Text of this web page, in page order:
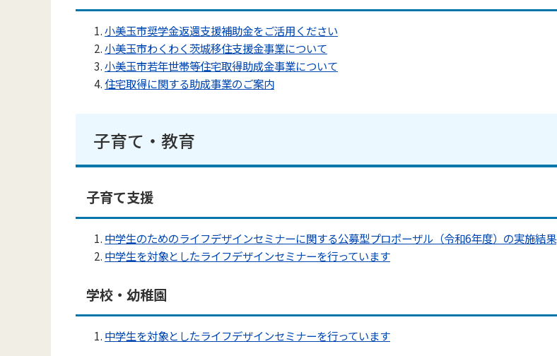
小美玉市奨学金返還支援補助金をご活用ください
小美玉市わくわく茨城移住支援金事業について
小美玉市若年世帯等住宅取得助成金事業について
住宅取得に関する助成事業のご案内
子育て・教育
子育て支援
中学生のためのライフデザインセミナーに関する公募型プロポーザル（令和6年度）の実施結果
中学生を対象としたライフデザインセミナーを行っています
学校・幼稚園
中学生を対象としたライフデザインセミナーを行っています